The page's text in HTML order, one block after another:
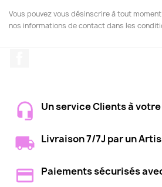
Vous pouvez vous désinscrire à tout
nos informations de contact dans les
Un service Clients à
Livraison 7/7J par un
Paiements sécurisés